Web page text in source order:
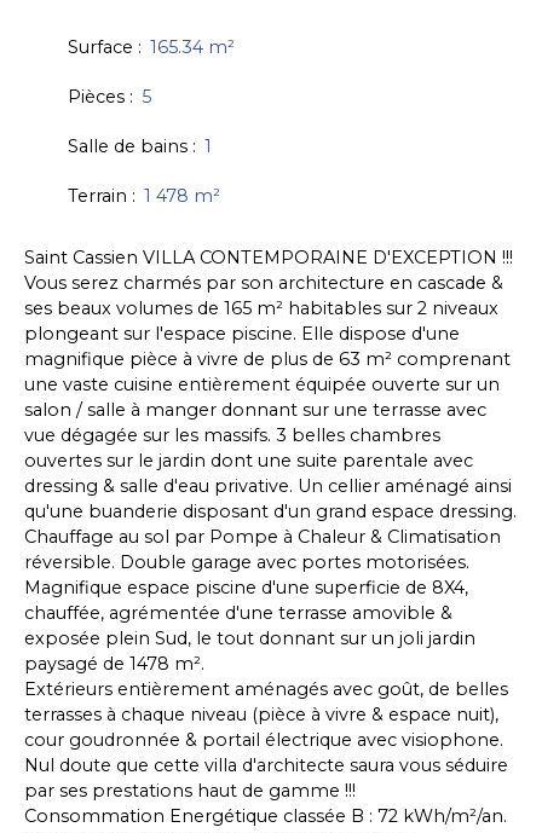
Surface : 165.34 m²
Pièces : 5
Salle de bains : 1
Terrain : 1 478 m²
Saint Cassien VILLA CONTEMPORAINE D'EXCEPTION !!!
Vous serez charmés par son architecture en cascade &
ses beaux volumes de 165 m² habitables sur 2 niveaux
plongeant sur l'espace piscine. Elle dispose d'une
magnifique pièce à vivre de plus de 63 m² comprenant
une vaste cuisine entièrement équipée ouverte sur un
salon / salle à manger donnant sur une terrasse avec
vue dégagée sur les massifs. 3 belles chambres
ouvertes sur le jardin dont une suite parentale avec
dressing & salle d'eau privative. Un cellier aménagé ainsi
qu'une buanderie disposant d'un grand espace dressing.
Chauffage au sol par Pompe à Chaleur & Climatisation
réversible. Double garage avec portes motorisées.
Magnifique espace piscine d'une superficie de 8X4,
chauffée, agrémentée d'une terrasse amovible &
exposée plein Sud, le tout donnant sur un joli jardin
paysagé de 1478 m².
Extérieurs entièrement aménagés avec goût, de belles
terrasses à chaque niveau (pièce à vivre & espace nuit),
cour goudronnée & portail électrique avec visiophone.
Nul doute que cette villa d'architecte saura vous séduire
par ses prestations haut de gamme !!!
Consommation Energétique classée B : 72 kWh/m²/an.